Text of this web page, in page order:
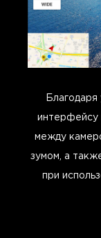
интерфейсу
между
зумом, а
при